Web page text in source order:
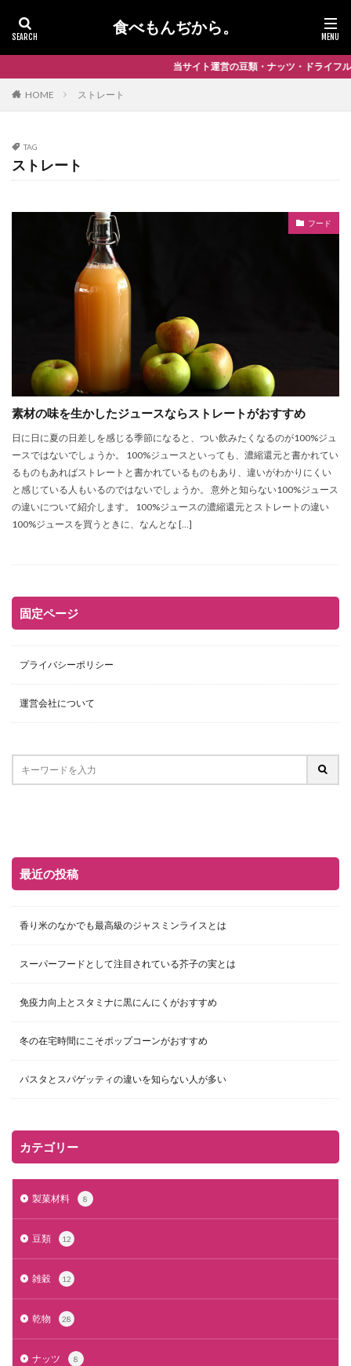
食べもんぢから。
当サイト運営の豆類・ナッツ・ドライフルーツ専門店
HOME ストレート
TAG
ストレート
フード
素材の味を生かしたジュースならストレートがおすすめ
日に日に夏の日差しを感じる季節になると、つい飲みたくなるのが100%ジュ
ースではないでしょうか。 100%ジュースといっても、濃縮還元と書かれてい
るものもあればストレートと書かれているものもあり、違いがわかりにくい
と感じている人もいるのではないでしょうか。 意外と知らない100%ジュース
の違いについて紹介します。 100%ジュースの濃縮還元とストレートの違い
100%ジュースを買うときに、なんとな […]
固定ページ
プライバシーポリシー
運営会社について
最近の投稿
香り米のなかでも最高級のジャスミンライスとは
スーパーフードとして注目されている芥子の実とは
免疫力向上とスタミナに黒にんにくがおすすめ
冬の在宅時間にこそポップコーンがおすすめ
パスタとスパゲッティの違いを知らない人が多い
カテゴリー
製菓材料 8
豆類 12
雑穀 12
乾物 28
ナッツ 8